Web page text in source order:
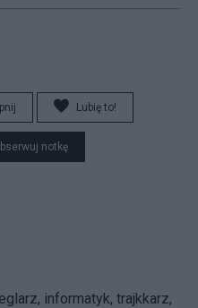
Lubię to!
notkę
informatyk, trajkkarz,